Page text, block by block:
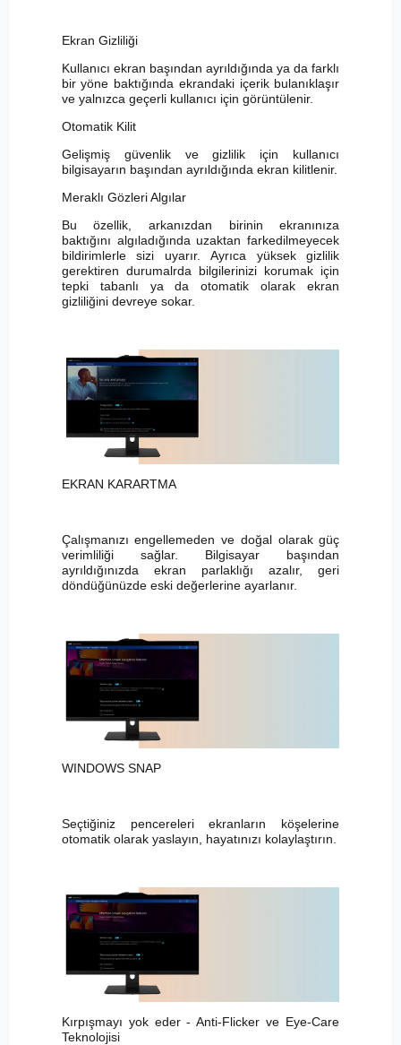
Ekran Gizliliği
Kullanıcı ekran başından ayrıldığında ya da farklı
bir yöne baktığında ekrandaki içerik bulanıklaşır
ve yalnızca geçerli kullanıcı için görüntülenir.
Otomatik Kilit
Gelişmiş güvenlik ve gizlilik için kullanıcı
bilgisayarın başından ayrıldığında ekran kilitlenir.
Meraklı Gözleri Algılar
Bu özellik, arkanızdan birinin ekranınıza
baktığını algıladığında uzaktan farkedilmeyecek
bildirimlerle sizi uyarır. Ayrıca yüksek gizlilik
gerektiren durumalrda bilgilerinizi korumak için
tepki tabanlı ya da otomatik olarak ekran
gizliliğini devreye sokar.
EKRAN KARARTMA
Çalışmanızı engellemeden ve doğal olarak güç
verimliliği sağlar. Bilgisayar başından
ayrıldığınızda ekran parlaklığı azalır, geri
döndüğünüzde eski değerlerine ayarlanır.
WINDOWS SNAP
Seçtiğiniz pencereleri ekranların köşelerine
otomatik olarak yaslayın, hayatınızı kolaylaştırın.
Kırpışmayı yok eder - Anti-Flicker ve Eye-Care
Teknolojisi